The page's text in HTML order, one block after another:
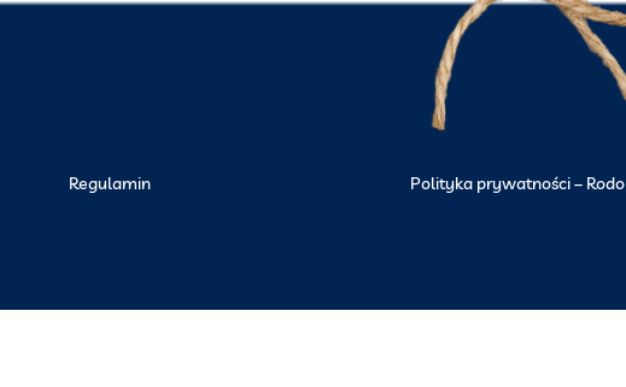
Regulamin Polityka prywatności – Rodo